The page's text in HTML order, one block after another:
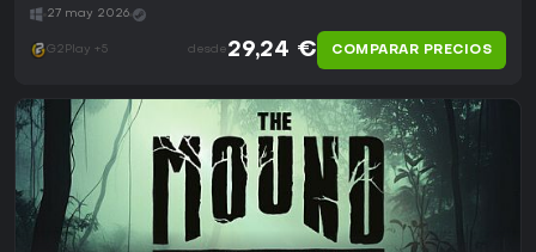
27 may 2026
G2Play +5 desde 29,24 € COMPARAR PRECIOS